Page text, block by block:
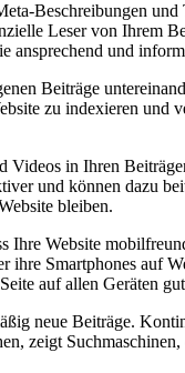
Beschreibungen ‍und
Leser von Ihrem
​ansprechend​ und
Beiträge
⁢zu indexieren und
Videos in Ihren
und können dazu​
bleiben.
Ihre Website
ihre ‍Smartphones auf
auf‌ allen Geräten
neue Beiträge.
zeigt Suchmaschinen,